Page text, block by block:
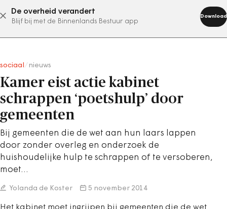
De overheid verandert
Blijf bij met de Binnenlands Bestuur app
Download
abonneer nu
sociaal nieuws
Kamer eist actie kabinet
schrappen ‘poetshulp’ door
gemeenten
Bij gemeenten die de wet aan hun laars lappen
door zonder overleg en onderzoek de
huishoudelijke hulp te schrappen of te versoberen,
moet…
Yolanda de Koster 5 november 2014